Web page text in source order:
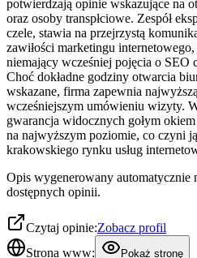
potwierdzają opinie wskazujące na
oraz osoby transpłciowe. Zespół
czele, stawia na przejrzystą
zawiłości marketingu
niemający wcześniej pojęcia o SEO
Choć dokładne godziny otwarcia
wskazane, firma zapewnia
wcześniejszym umówieniu wizyty.
gwarancja widocznych gołym
na najwyższym poziomie, co czyni
krakowskiego rynku usług
Opis wygenerowany automatycznie
dostępnych opinii.
Czytaj opinie:Zobacz profil
Strona www:
Pokaż stronę